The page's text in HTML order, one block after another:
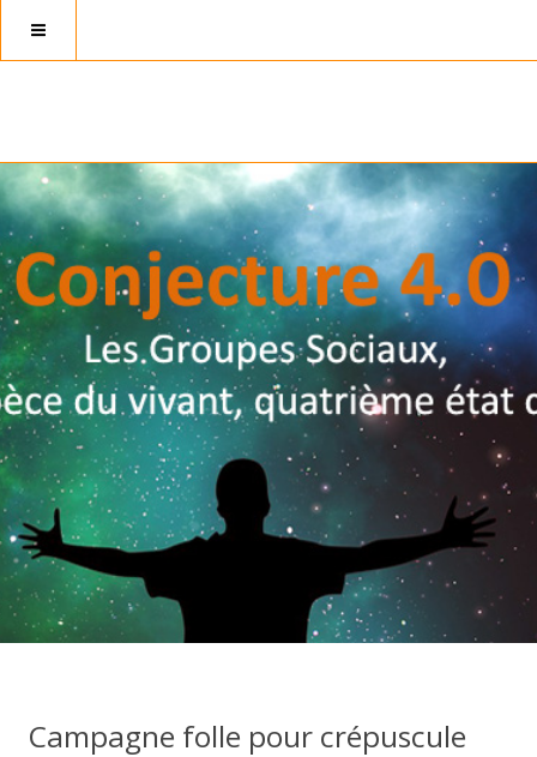
Campagne folle pour crépuscule